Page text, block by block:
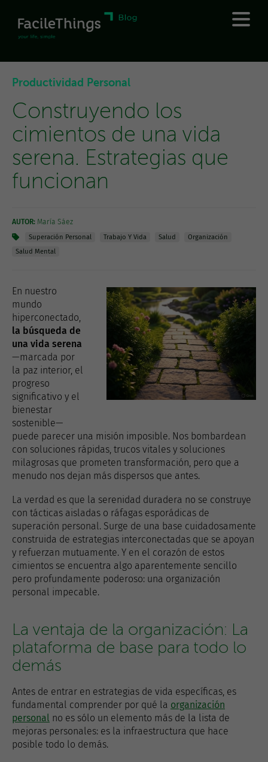
Productividad Personal
Construyendo los
cimientos de una vida
serena. Estrategias que
funcionan
AUTOR: María Sáez
Superación Personal Trabajo Y Vida Salud
Organización
Salud Mental
En nuestro
mundo
hiperconectado,
la búsqueda de
una vida serena
—marcada por
la paz interior, el
progreso
significativo y el
bienestar
sostenible—
puede parecer una misión imposible. Nos bombardean
con soluciones rápidas, trucos vitales y soluciones
milagrosas que prometen transformación, pero que a
menudo nos dejan más dispersos que antes.
La verdad es que la serenidad duradera no se construye
con tácticas aisladas o ráfagas esporádicas de
superación personal. Surge de una base cuidadosamente
construida de estrategias interconectadas que se apoyan
y refuerzan mutuamente. Y en el corazón de estos
cimientos se encuentra algo aparentemente sencillo
pero profundamente poderoso: una organización
personal impecable.
La ventaja de la organización: La
plataforma de base para todo lo
demás
Antes de entrar en estrategias de vida específicas, es
fundamental comprender por qué la organización
personal no es sólo un elemento más de la lista de
mejoras personales: es la infraestructura que hace
posible todo lo demás.